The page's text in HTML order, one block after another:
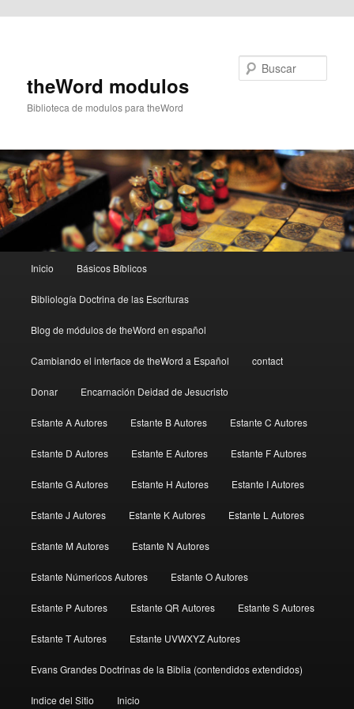
theWord modulos
Biblioteca de modulos para theWord
principal
Inicio Básicos Bíblicos
Bibliología Doctrina de las Escrituras
Blog de módulos de theWord en español
Cambiando el interface de theWord a Español contact
Donar Encarnación Deidad de Jesucristo
Estante A Autores Estante B Autores Estante C Autores
Estante D Autores Estante E Autores Estante F Autores
Estante G Autores Estante H Autores Estante I Autores
Estante J Autores Estante K Autores Estante L Autores
Estante M Autores Estante N Autores
Estante Númericos Autores Estante O Autores
Estante P Autores Estante QR Autores Estante S Autores
Estante T Autores Estante UVWXYZ Autores
Evans Grandes Doctrinas de la Biblia (contendidos extendidos)
Indice del Sitio Inicio